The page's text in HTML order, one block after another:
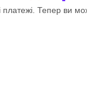
платежі. Тепер ви